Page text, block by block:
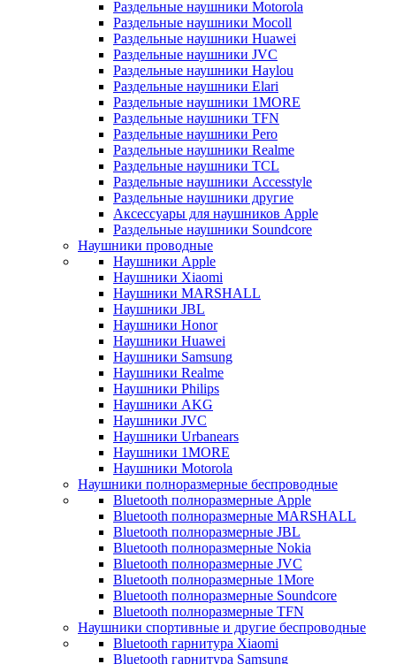
Раздельные наушники Motorola
Раздельные наушники Mocoll
Раздельные наушники Huawei
Раздельные наушники JVC
Раздельные наушники Haylou
Раздельные наушники Elari
Раздельные наушники 1MORE
Раздельные наушники TFN
Раздельные наушники Pero
Раздельные наушники Realme
Раздельные наушники TCL
Раздельные наушники Accesstyle
Раздельные наушники другие
Аксессуары для наушников Apple
Раздельные наушники Soundcore
Наушники проводные
Наушники Apple
Наушники Xiaomi
Наушники MARSHALL
Наушники JBL
Наушники Honor
Наушники Huawei
Наушники Samsung
Наушники Realme
Наушники Philips
Наушники AKG
Наушники JVC
Наушники Urbanears
Наушники 1MORE
Наушники Motorola
Наушники полноразмерные беспроводные
Bluetooth полноразмерные Apple
Bluetooth полноразмерные MARSHALL
Bluetooth полноразмерные JBL
Bluetooth полноразмерные Nokia
Bluetooth полноразмерные JVC
Bluetooth полноразмерные 1More
Bluetooth полноразмерные Soundcore
Bluetooth полноразмерные TFN
Наушники спортивные и другие беспроводные
Bluetooth гарнитура Xiaomi
Bluetooth гарнитура Samsung